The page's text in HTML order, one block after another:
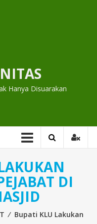
Hanya Disuarakan
DI
⁄ Bupati KLU Lakukan